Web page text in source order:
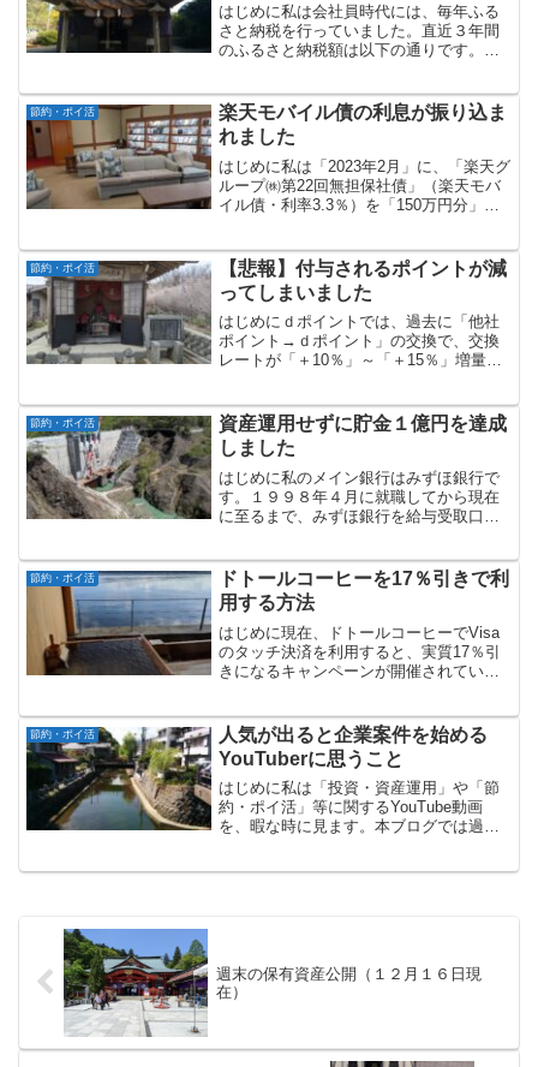
はじめに私は会社員時代には、毎年ふる
さと納税を行っていました。直近３年間
のふるさと納税額は以下の通りです。
162,000円今年はこれまで、ふる...
節約・ポイ活
楽天モバイル債の利息が振り込ま
れました
はじめに私は「2023年2月」に、「楽天グ
ループ㈱第22回無担保社債」（楽天モバ
イル債・利率3.3％）を「150万円分」購
（年2回）」となっており、2月分の利息
が振...
節約・ポイ活
【悲報】付与されるポイントが減
ってしまいました
はじめにｄポイントでは、過去に「他社
ポイント→ｄポイント」の交換で、交換
レートが「＋10％」～「＋15％」増量さ
で、情報共有させていただきます。キャ
ンペーンの概要キャ...
節約・ポイ活
資産運用せずに貯金１億円を達成
しました
はじめに私のメイン銀行はみずほ銀行で
す。１９９８年４月に就職してから現在
に至るまで、みずほ銀行を給与受取口座
した。私が銀行預金以外で資産運用を始
めたのは、２０２０年２月...
節約・ポイ活
ドトールコーヒーを17％引きで利
用する方法
はじめに現在、ドトールコーヒーでVisa
のタッチ決済を利用すると、実質17％引
きになるキャンペーンが開催されていま
せていただきます。キャンペーン概要キ
ャンペーンの概要は...
節約・ポイ活
人気が出ると企業案件を始める
YouTuberに思うこと
はじめに私は「投資・資産運用」や「節
約・ポイ活」等に関するYouTube動画
を、暇な時に見ます。本ブログでは過去
週末の保有資産公開（１２月１６日現
在）